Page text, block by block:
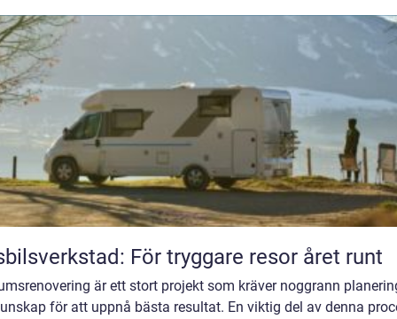
För tryggare resor året runt
är ett stort projekt som kräver noggrann
för att uppnå bästa resultat. En viktig del av denna